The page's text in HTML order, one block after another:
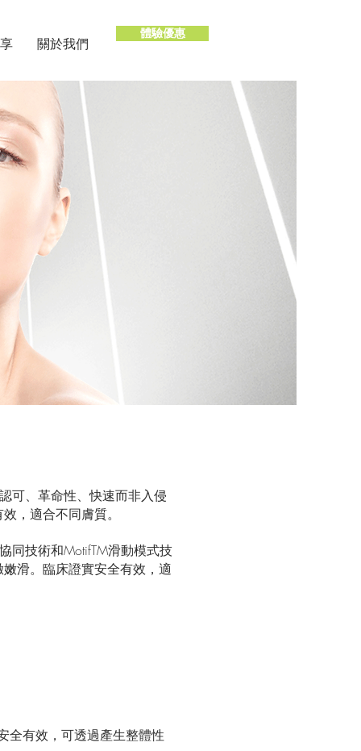
關於我們
體驗優惠
可、革命性、快速而非入侵
，適合不同膚質。
同技術和MotifTM滑動模式技
滑。臨床證實安全有效，適
全有效，可透過產生整體性